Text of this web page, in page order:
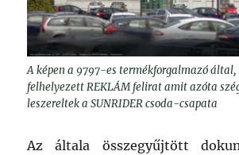
A képen a 9797-es termékforgalmazó
felhelyezett REKLÁM felirat amit azóta
leszereltek a SUNRIDER csoda-csapata
Az általa összegyűjtött